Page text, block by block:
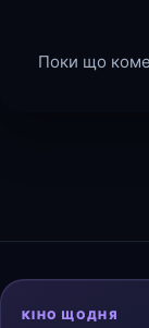
Поки що
КІНО ЩОДНЯ